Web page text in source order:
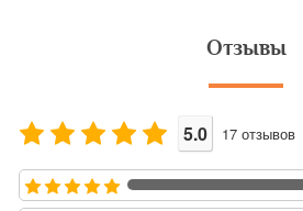
Отзывы
5.0 17 отзывов